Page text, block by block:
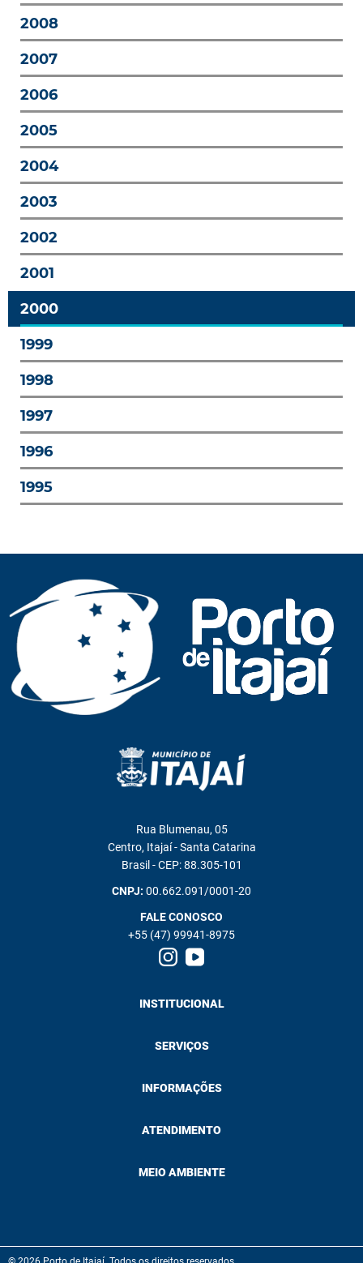
2008
2007
2006
2005
2004
2003
2002
2001
2000
1999
1998
1997
1996
1995
Rua Blumenau, 05
Centro, Itajaí - Santa Catarina
Brasil - CEP: 88.305-101
CNPJ: 00.662.091/0001-20
FALE CONOSCO
+55 (47) 99941-8975
INSTITUCIONAL
SERVIÇOS
INFORMAÇÕES
ATENDIMENTO
MEIO AMBIENTE